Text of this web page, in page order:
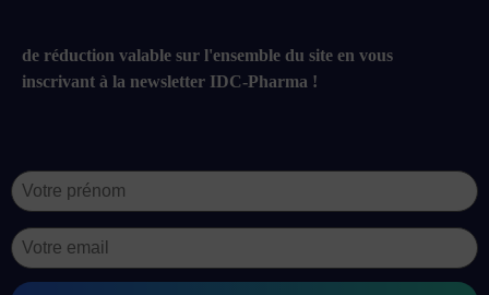
de réduction valable sur l'ensemble du site en vous
inscrivant à la newsletter IDC-Pharma !